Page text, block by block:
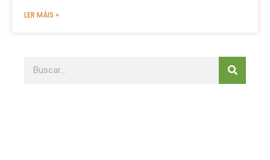
LER MÁIS »